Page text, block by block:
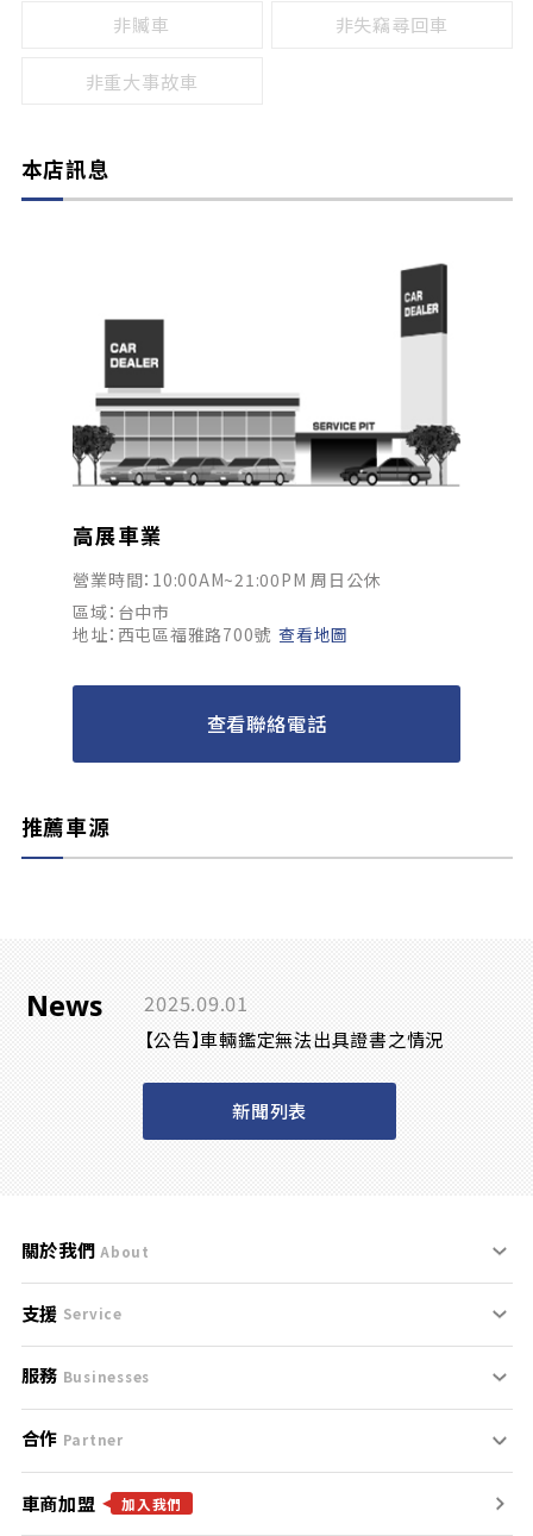
非贓車 非失竊尋回車
非重大事故車
本店訊息
高展車業
營業時間：10:00AM~21:00PM 周日公休
區域：台中市
地址：西屯區福雅路700號 查看地圖
查看聯絡電話
推薦車源
News 2025.09.01
【公告】車輛鑑定無法出具證書之情況
新聞列表
關於我們 About
刊登規範
服務條款
免責聲明
隱私權政策
支援 Service
支援中心
聯絡我們
服務 Businesses
什麼是Goo鑑定？
找好車
合作 Partner
合作夥伴
車商加盟 加入我們